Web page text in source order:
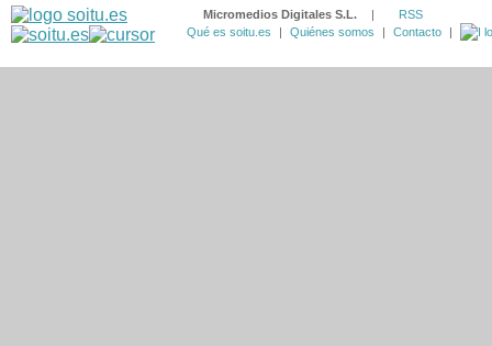
Micromedios Digitales S.L. |
RSS
Qué es soitu.es
| Quiénes somos | Contacto |